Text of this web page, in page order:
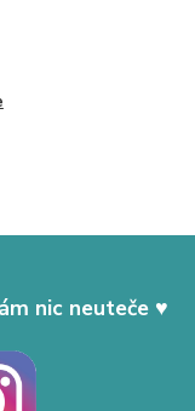
nic neuteče ♥